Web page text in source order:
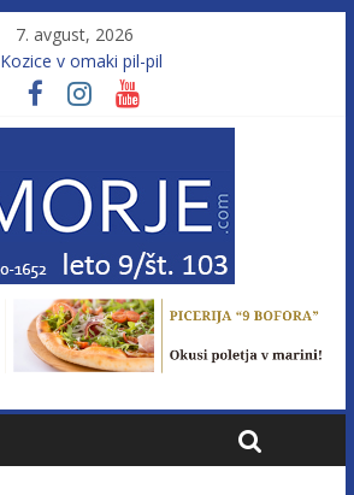
7. avgust, 2026
Kozice v omaki pil-pil
Leto 9, št. 103; Licenca brez morja
Od morja do gorja 11